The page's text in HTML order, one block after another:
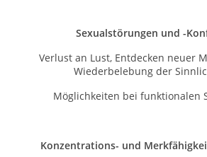
Sexualstörungen und -
Verlust an Lust, Entdecken neuer
Wiederbelebung der
Möglichkeiten bei funktionalen
Konzentrations- und